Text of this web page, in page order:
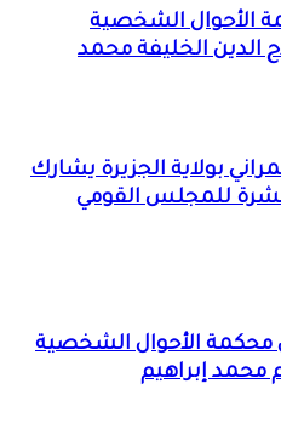
الأحوال الشخصية
الدين الخليفة محمد
بولاية الجزيرة يشارك
للمجلس القومي
محكمة الأحوال الشخصية
محمد إبراهيم